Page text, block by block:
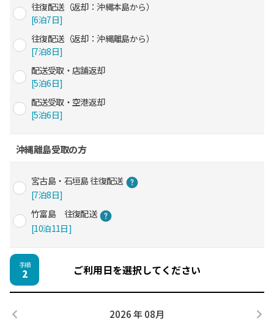
往復配送（返却：沖縄本島から）
[6泊7日]
往復配送（返却：沖縄離島から）
[7泊8日]
配送受取・店舗返却
[5泊6日]
配送受取・空港返却
[5泊6日]
沖縄離島受取の方
宮古島・石垣島 往復配送
[7泊8日]
竹富島 往復配送
[10泊11日]
手順
2 ご利用日を選択してください
2026 年 08月